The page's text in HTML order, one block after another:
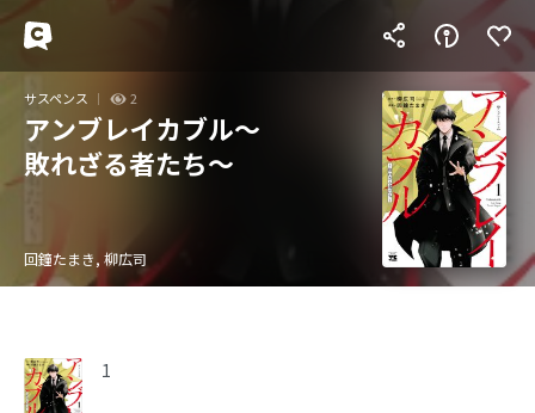
サスペンス 2
アンブレイカブル～
敗れざる者たち～
回鐘たまき, 柳広司
1